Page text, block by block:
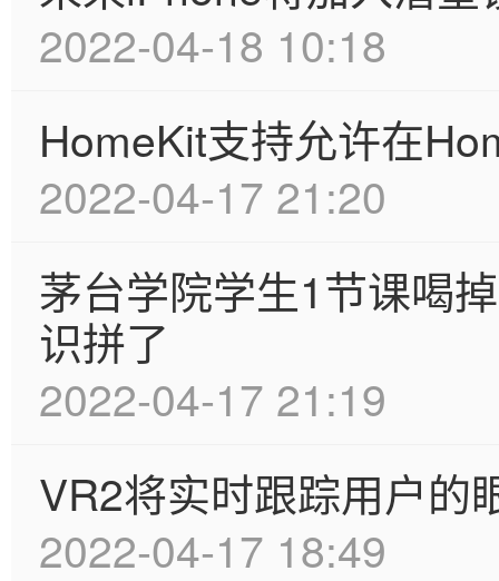
2022-04-18 10:18
HomeKit支持允许在
2022-04-17 21:20
茅台学院学生1节课喝
识拼了
2022-04-17 21:19
VR2将实时跟踪用户的
2022-04-17 18:49